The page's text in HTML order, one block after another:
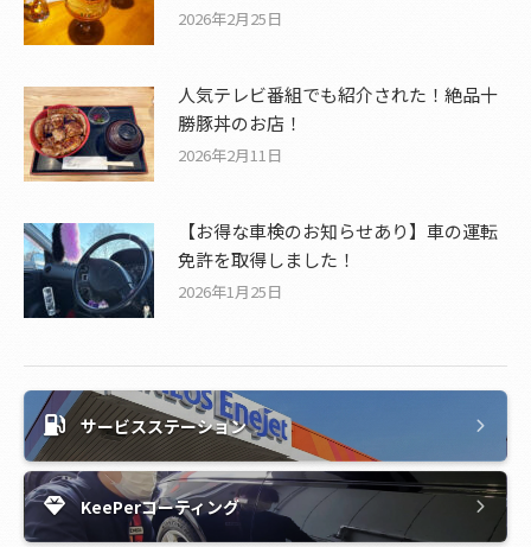
2026年2月25日
人気テレビ番組でも紹介された！絶品十
勝豚丼のお店！
2026年2月11日
【お得な車検のお知らせあり】車の運転
免許を取得しました！
2026年1月25日
サービスステーション
KeePerコーティング